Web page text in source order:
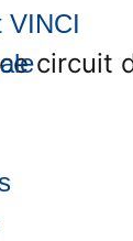
VINCI